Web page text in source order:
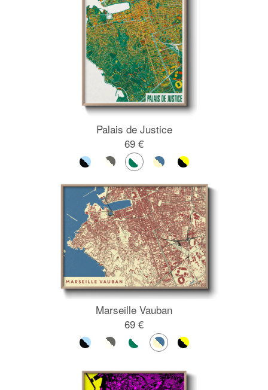
Palais de Justice
69 €
Marseille Vauban
69 €